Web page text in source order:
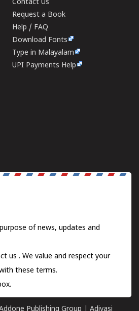
Contact Us
Request a Book
Help / FAQ
Download Fonts
Type in Malayalam
UPI Payments Help
of news, updates and
us . We value and respect your
these terms.
Publishing Group Adivasi